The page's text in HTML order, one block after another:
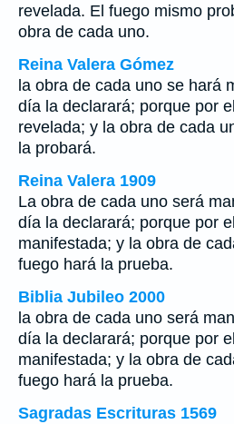
revelada. El fuego mismo
obra de cada uno.
Reina Valera Gómez
la obra de cada uno se hará
día la declarará; porque por
revelada; y la obra de cada
la probará.
Reina Valera 1909
La obra de cada uno será
día la declarará; porque por
manifestada; y la obra de
fuego hará la prueba.
Biblia Jubileo 2000
la obra de cada uno será
día la declarará; porque por
manifestada; y la obra de
fuego hará la prueba.
Sagradas Escrituras 1569